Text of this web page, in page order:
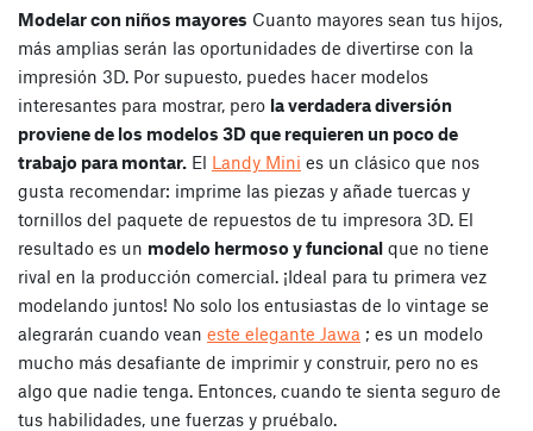
Modelar con niños mayores Cuanto mayores sean tus hijos,
más amplias serán las oportunidades de divertirse con la
impresión 3D. Por supuesto, puedes hacer modelos
interesantes para mostrar, pero la verdadera diversión
proviene de los modelos 3D que requieren un poco de
trabajo para montar. El Landy Mini es un clásico que nos
gusta recomendar: imprime las piezas y añade tuercas y
tornillos del paquete de repuestos de tu impresora 3D. El
resultado es un modelo hermoso y funcional que no tiene
rival en la producción comercial. ¡Ideal para tu primera vez
modelando juntos! No solo los entusiastas de lo vintage se
alegrarán cuando vean este elegante Jawa ; es un modelo
mucho más desafiante de imprimir y construir, pero no es
algo que nadie tenga. Entonces, cuando te sienta seguro de
tus habilidades, une fuerzas y pruébalo.